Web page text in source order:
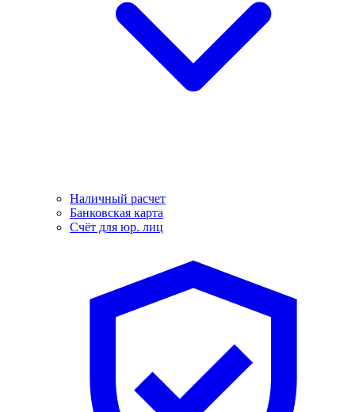
Наличный расчет
Банковская карта
Счёт для юр. лиц